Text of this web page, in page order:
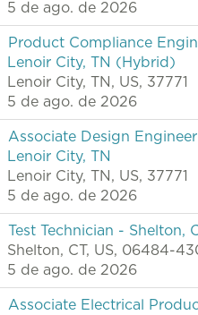
5 de ago. de 2026
Product Compliance
Lenoir City, TN (Hybrid)
Lenoir City, TN, US, 37771
5 de ago. de 2026
Associate Design
Lenoir City, TN
Lenoir City, TN, US, 37771
5 de ago. de 2026
Test Technician - Shelton,
Shelton, CT, US, 06484-
5 de ago. de 2026
Associate Electrical